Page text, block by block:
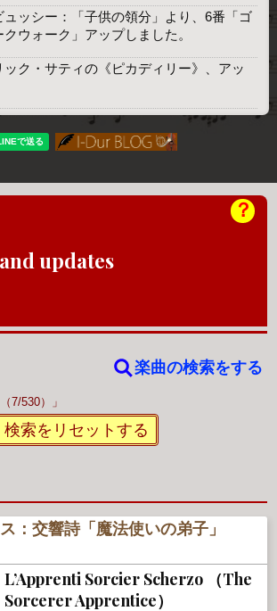
ュッシー：「子供の領分」より、6番「ゴ
ウォーク」アップしました。
ック・サティの《ピカディリー》、アッ
updates
？
楽曲の検索をする
（7/530）
索をリセットする
：交響詩「魔法使いの弟子」
L’Apprenti Sorcier Scherzo （The
Sorcerer Apprentice）